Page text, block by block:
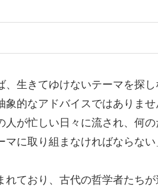
生きてゆけないテーマを探
象的なアドバイスではあり
が忙しい日々に流され、何
に取り組まなければならない
ており、古代の哲学者たち